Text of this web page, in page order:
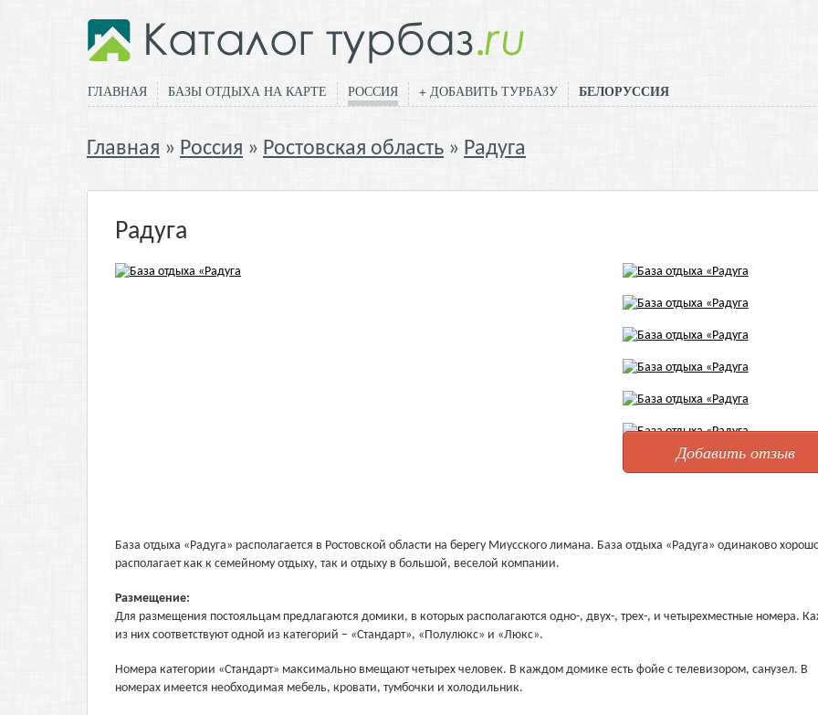
ГЛАВНАЯ БАЗЫ ОТДЫХА НА КАРТЕ РОССИЯ + ДОБАВИТЬ ТУРБАЗУ БЕЛОРУССИЯ
Главная Россия Ростовская область Радуга
Радуга
Добавить отзыв
База отдыха «Радуга» располагается в Ростовской области на берегу Миусского лимана. База отдыха «Радуга» одинаково
располагает как к семейному отдыху, так и отдыху в большой, веселой компании.
Размещение:
Для размещения постояльцам предлагаются домики, в которых располагаются одно-, двух-, трех-, и четырехместные номера.
из них соответствуют одной из категорий – «Стандарт», «Полулюкс» и «Люкс».
Номера категории «Стандарт» максимально вмещают четырех человек. В каждом домике есть фойе с телевизором, санузел. В
номерах имеется необходимая мебель, кровати, тумбочки и холодильник.